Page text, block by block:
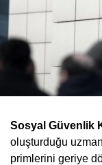
Sosyal Güvenlik
oluşturduğu
primlerini geriye